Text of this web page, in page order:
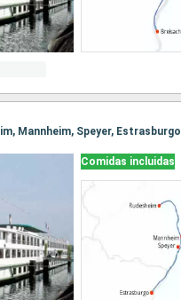
Mannheim, Speyer, Estrasburgo
Comidas incluidas